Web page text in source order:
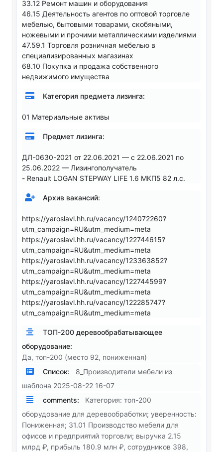
33.12 Ремонт машин и оборудования
46.15 Деятельность агентов по оптовой торговле
мебелью, бытовыми товарами, скобяными,
ножевыми и прочими металлическими изделиями
47.59.1 Торговля розничная мебелью в
специализированных магазинах
68.10 Покупка и продажа собственного
недвижимого имущества
Категория предмета лизинга:
01 Материальные активы
Предмет лизинга:
ДЛ-0630-2021 от 22.06.2021 — с 22.06.2021 по
25.06.2022 — Лизингополучатель
- Renault LOGAN STEPWAY LIFE 1.6 МКП5 82 л.с.
Архив вакансий:
https://yaroslavl.hh.ru/vacancy/124072260?
utm_campaign=RU&utm_medium=meta
https://yaroslavl.hh.ru/vacancy/122744615?
utm_campaign=RU&utm_medium=meta
https://yaroslavl.hh.ru/vacancy/123363852?
utm_campaign=RU&utm_medium=meta
https://yaroslavl.hh.ru/vacancy/122744599?
utm_campaign=RU&utm_medium=meta
https://yaroslavl.hh.ru/vacancy/122285747?
utm_campaign=RU&utm_medium=meta
ТОП-200 деревообрабатывающее
оборудование:
Да, топ-200 (место 92, пониженная)
Список:
8_Производители мебели из
шаблона 2025-08-22 16-07
comments:
Категория: топ-200
оборудование для деревообработки; уверенность:
Пониженная; 31.01 Производство мебели для
офисов и предприятий торговли; выручка 2.15
млрд ₽, прибыль 180.9 млн ₽, сотрудников 398,